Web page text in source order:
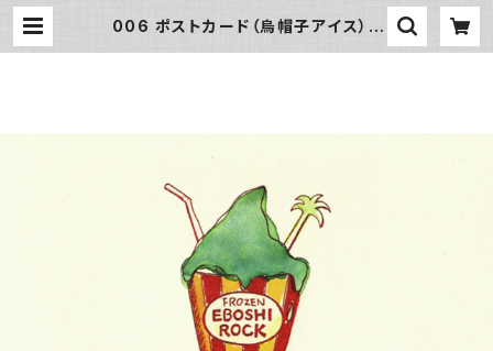
006 ポストカード（烏帽子アイス） |